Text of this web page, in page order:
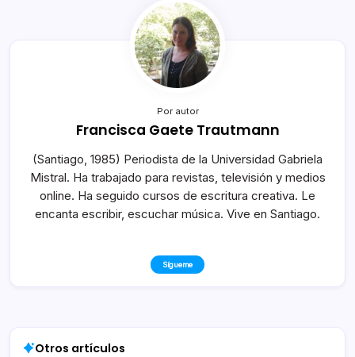
Por autor
Francisca Gaete Trautmann
(Santiago, 1985) Periodista de la Universidad Gabriela
Mistral. Ha trabajado para revistas, televisión y medios
online. Ha seguido cursos de escritura creativa. Le
encanta escribir, escuchar música. Vive en Santiago.
Sígueme
Otros artículos